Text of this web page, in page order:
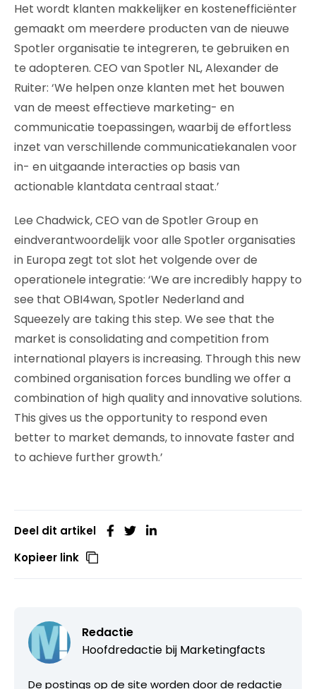
Het wordt klanten makkelijker en kostenefficiënter
gemaakt om meerdere producten van de nieuwe
Spotler organisatie te integreren, te gebruiken en
te adopteren. CEO van Spotler NL, Alexander de
Ruiter: ‘We helpen onze klanten met het bouwen
van de meest effectieve marketing- en
communicatie toepassingen, waarbij de effortless
inzet van verschillende communicatiekanalen voor
in- en uitgaande interacties op basis van
actionable klantdata centraal staat.’
Lee Chadwick, CEO van de Spotler Group en
eindverantwoordelijk voor alle Spotler organisaties
in Europa zegt tot slot het volgende over de
operationele integratie: ‘We are incredibly happy to
see that OBI4wan, Spotler Nederland and
Squeezely are taking this step. We see that the
market is consolidating and competition from
international players is increasing. Through this new
combined organisation forces bundling we offer a
combination of high quality and innovative solutions.
This gives us the opportunity to respond even
better to market demands, to innovate faster and
to achieve further growth.’
Deel dit artikel
Kopieer link
Redactie
Hoofdredactie bij Marketingfacts
De postings op de site worden door de redactie